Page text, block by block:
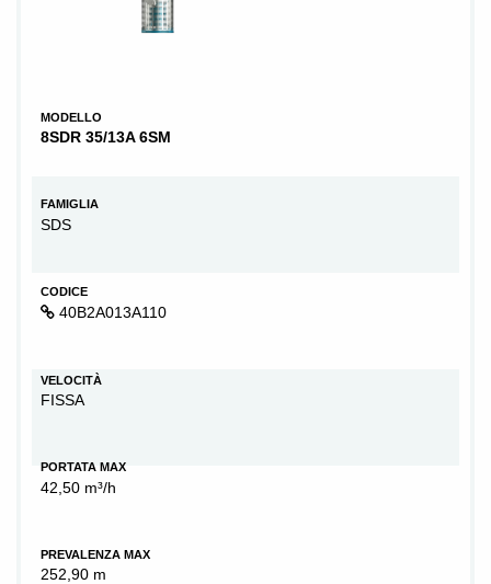
MODELLO
8SDR 35/13A 6SM
FAMIGLIA
SDS
CODICE
40B2A013A110
VELOCITÀ
FISSA
PORTATA MAX
42,50 m³/h
PREVALENZA MAX
252,90 m